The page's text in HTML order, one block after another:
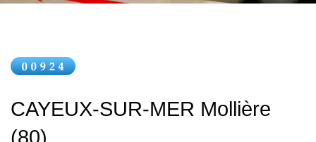
CAYEUX-SUR-MER Mollière
(80)